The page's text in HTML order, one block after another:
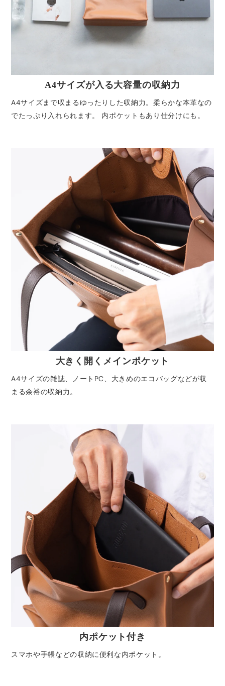
A4サイズが入る大容量の収納力
A4サイズまで収まるゆったりした収納力。柔らかな本革なの
でたっぷり入れられます。 内ポケットもあり仕分けにも。
大きく開くメインポケット
A4サイズの雑誌、ノートPC、大きめのエコバッグなどが収
まる余裕の収納力。
内ポケット付き
スマホや手帳などの収納に便利な内ポケット。